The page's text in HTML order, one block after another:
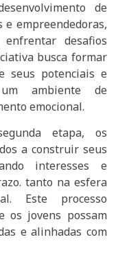
de
e empreendedoras,
desafios
busca formar
seus potenciais e
um ambiente de
emocional.
etapa, os
a construir seus
interesses e
tanto na esfera
Este processo
os jovens possam
e alinhadas com